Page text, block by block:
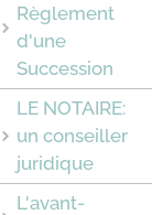
Règlement
d'une
Succession
LE NOTAIRE:
un conseiller
juridique
L'avant-